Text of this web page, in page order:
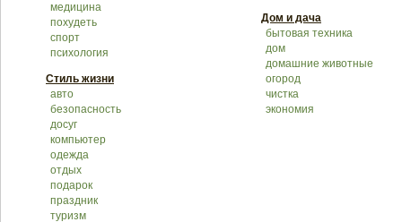
медицина
похудеть
спорт
психология
Стиль жизни
авто
безопасность
досуг
компьютер
одежда
отдых
подарок
праздник
туризм
Дом и дача
бытовая техника
дом
домашние животные
огород
чистка
экономия